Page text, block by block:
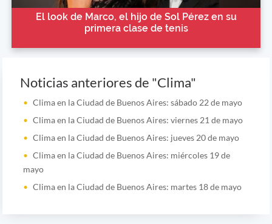
El look de Marco, el hijo de Sol Pérez en su
primera clase de tenis
Noticias anteriores de "Clima"
Clima en la Ciudad de Buenos Aires: sábado 22 de mayo
Clima en la Ciudad de Buenos Aires: viernes 21 de mayo
Clima en la Ciudad de Buenos Aires: jueves 20 de mayo
Clima en la Ciudad de Buenos Aires: miércoles 19 de
mayo
Clima en la Ciudad de Buenos Aires: martes 18 de mayo